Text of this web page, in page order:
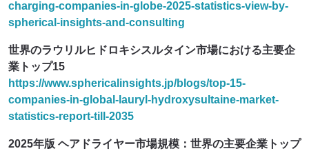
charging-companies-in-globe-2025-statistics-view-by-
spherical-insights-and-consulting
世界のラウリルヒドロキシスルタイン市場における主要企
業トップ15
https://www.sphericalinsights.jp/blogs/top-15-
companies-in-global-lauryl-hydroxysultaine-market-
statistics-report-till-2035
2025年版 ヘアドライヤー市場規模：世界の主要企業トップ